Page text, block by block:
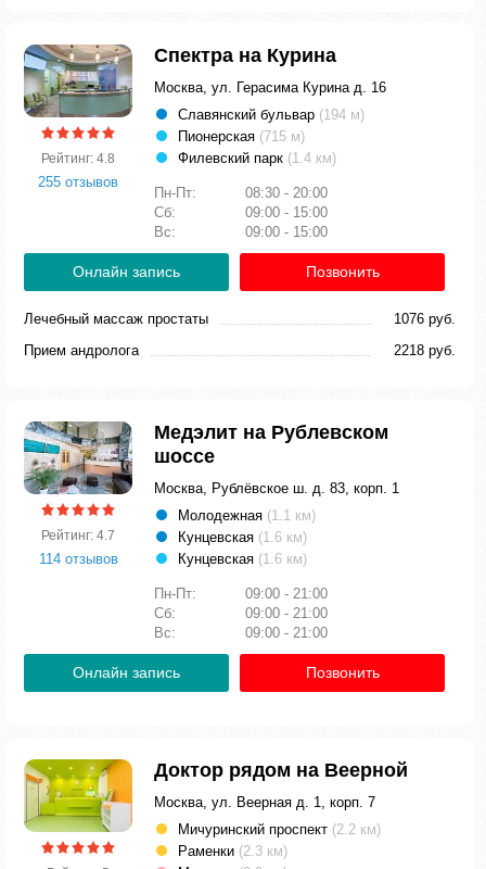
Рейтинг: 4.8
255 отзывов
Спектра на Курина
Москва, ул. Герасима Курина д. 16
Славянский бульвар (194 м)
Пионерская (715 м)
Филевский парк (1.4 км)
Пн-Пт:
08:30 - 20:00
Сб:
09:00 - 15:00
Вс:
09:00 - 15:00
Онлайн запись Позвонить
Лечебный массаж простаты
1076 руб.
Прием андролога
2218 руб.
Рейтинг: 4.7
114 отзывов
Медэлит на Рублевском
шоссе
Москва, Рублёвское ш. д. 83, корп. 1
Молодежная (1.1 км)
Кунцевская (1.6 км)
Кунцевская (1.6 км)
Пн-Пт:
09:00 - 21:00
Сб:
09:00 - 21:00
Вс:
09:00 - 21:00
Онлайн запись Позвонить
Доктор рядом на Веерной
Москва, ул. Веерная д. 1, корп. 7
Мичуринский проспект (2.2 км)
Раменки (2.3 км)